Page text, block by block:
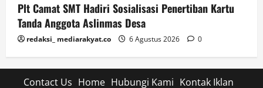
Plt Camat SMT Hadiri Sosialisasi Penertiban Kartu
Tanda Anggota Aslinmas Desa
redaksi_ mediarakyat.co 6 Agustus 2026 0
Contact Us Home Hubungi Kami Kontak Iklan